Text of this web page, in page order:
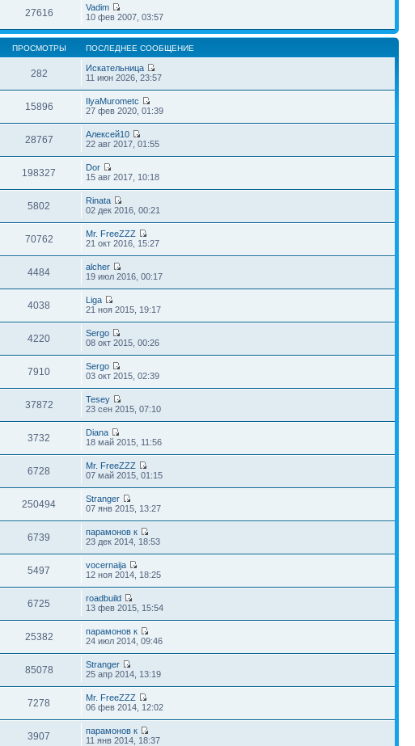
27616
Vadim
10 фев 2007, 03:57
ПРОСМОТРЫ ПОСЛЕДНЕЕ СООБЩЕНИЕ
282
Искательница
11 июн 2026, 23:57
15896
IlyaMurometc
27 фев 2020, 01:39
28767
Алексей10
22 авг 2017, 01:55
198327
Dor
15 авг 2017, 10:18
5802
Rinata
02 дек 2016, 00:21
70762
Mr. FreeZZZ
21 окт 2016, 15:27
4484
alcher
19 июл 2016, 00:17
4038
Liga
21 ноя 2015, 19:17
4220
Sergo
08 окт 2015, 00:26
7910
Sergo
03 окт 2015, 02:39
37872
Tesey
23 сен 2015, 07:10
3732
Diana
18 май 2015, 11:56
6728
Mr. FreeZZZ
07 май 2015, 01:15
250494
Stranger
07 янв 2015, 13:27
6739
парамонов к
23 дек 2014, 18:53
5497
vocernaija
12 ноя 2014, 18:25
6725
roadbuild
13 фев 2015, 15:54
25382
парамонов к
24 июл 2014, 09:46
85078
Stranger
25 апр 2014, 13:19
7278
Mr. FreeZZZ
06 фев 2014, 12:02
3907
парамонов к
11 янв 2014, 18:37